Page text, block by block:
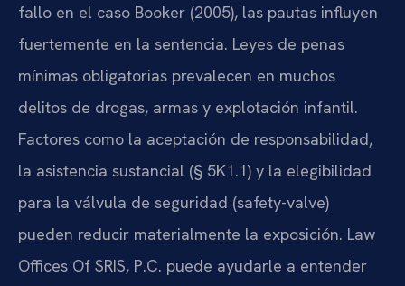
fallo en el caso Booker (2005), las pautas influyen
fuertemente en la sentencia. Leyes de penas
mínimas obligatorias prevalecen en muchos
delitos de drogas, armas y explotación infantil.
Factores como la aceptación de responsabilidad,
la asistencia sustancial (§ 5K1.1) y la elegibilidad
para la válvula de seguridad (safety-valve)
pueden reducir materialmente la exposición. Law
Offices Of SRIS, P.C. puede ayudarle a entender